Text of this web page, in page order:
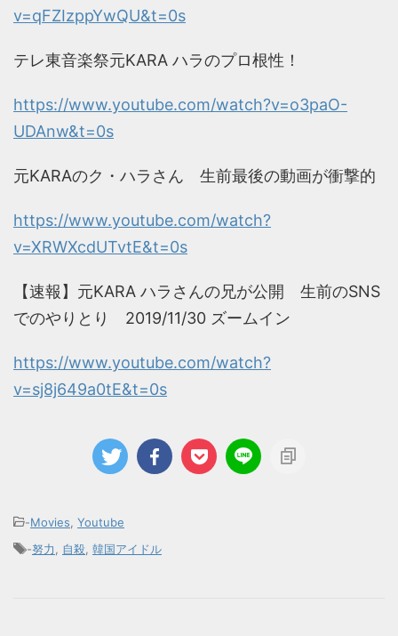
v=qFZIzppYwQU&t=0s
テレ東音楽祭元KARA ハラのプロ根性！
https://www.youtube.com/watch?v=o3paO-
UDAnw&t=0s
元KARAのク・ハラさん 生前最後の動画が衝撃的
https://www.youtube.com/watch?
v=XRWXcdUTvtE&t=0s
【速報】元KARA ハラさんの兄が公開 生前のSNS
でのやりとり 2019/11/30 ズームイン
https://www.youtube.com/watch?
v=sj8j649a0tE&t=0s
-Movies Youtube
-努力 自殺 韓国アイドル